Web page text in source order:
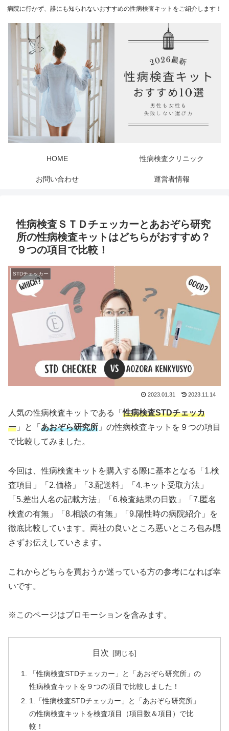
病院に行かず、誰にも知られないおすすめの性病検査キットをご紹介します！
HOME 性病検査クリニック
お問い合わせ 運営者情報
性病検査ＳＴＤチェッカーとあおぞら研究
所の性病検査キットはどちらがおすすめ？
９つの項目で比較！
STDチェッカー
2023.01.31 2023.11.14
人気の性病検査キットである「性病検査STDチェッカ
ー 」と「 あおぞら研究所 」の性病検査キットを９つの項目
で比較してみました。
今回は、性病検査キットを購入する際に基本となる「1.検
査項目」「2.価格」「3.配送料」「4.キット受取方法」
「5.差出人名の記載方法」「6.検査結果の日数」「7.匿名
検査の有無」「8.相談の有無」「9.陽性時の病院紹介」を
徹底比較しています。両社の良いところ悪いところ包み隠
さずお伝えしていきます。
これからどちらを買おうか迷っている方の参考になれば幸
いです。
※このページはプロモーションを含みます。
目次
「性病検査STDチェッカー」と「あおぞら研究所」の
性病検査キットを９つの項目で比較しました！
1.「性病検査STDチェッカー」と「あおぞら研究所」
の性病検査キットを検査項目（項目数＆項目）で比
較！